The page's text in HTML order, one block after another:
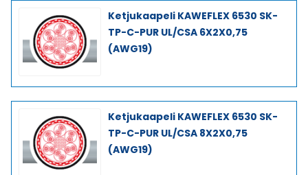
Ketjukaapeli KAWEFLEX 6530 SK-
TP-C-PUR UL/CSA 6X2X0,75
(AWG19)
Ketjukaapeli KAWEFLEX 6530 SK-
TP-C-PUR UL/CSA 8X2X0,75
(AWG19)